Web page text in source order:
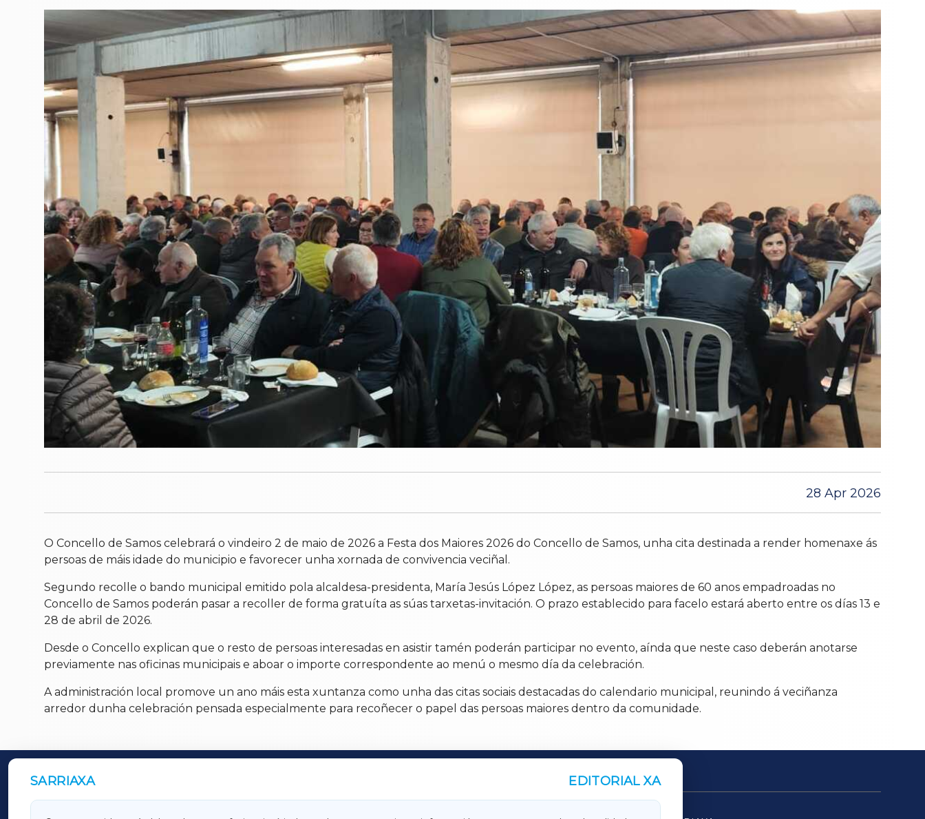
28 Apr 2026
O Concello de Samos celebrará o vindeiro 2 de maio de 2026 a Festa dos Maiores 2026 do Concello de Samos, unha cita destinada a render homenaxe ás
persoas de máis idade do municipio e favorecer unha xornada de convivencia veciñal.
Segundo recolle o bando municipal emitido pola alcaldesa-presidenta, María Jesús López López, as persoas maiores de 60 anos empadroadas no
Concello de Samos poderán pasar a recoller de forma gratuíta as súas tarxetas-invitación. O prazo establecido para facelo estará aberto entre os días 13 e
28 de abril de 2026.
Desde o Concello explican que o resto de persoas interesadas en asistir tamén poderán participar no evento, aínda que neste caso deberán anotarse
previamente nas oficinas municipais e aboar o importe correspondente ao menú o mesmo día da celebración.
A administración local promove un ano máis esta xuntanza como unha das citas sociais destacadas do calendario municipal, reunindo á veciñanza
arredor dunha celebración pensada especialmente para recoñecer o papel das persoas maiores dentro da comunidade.
SARRIAXA EDITORIAL XA
OUTROS PERIÓDICOS